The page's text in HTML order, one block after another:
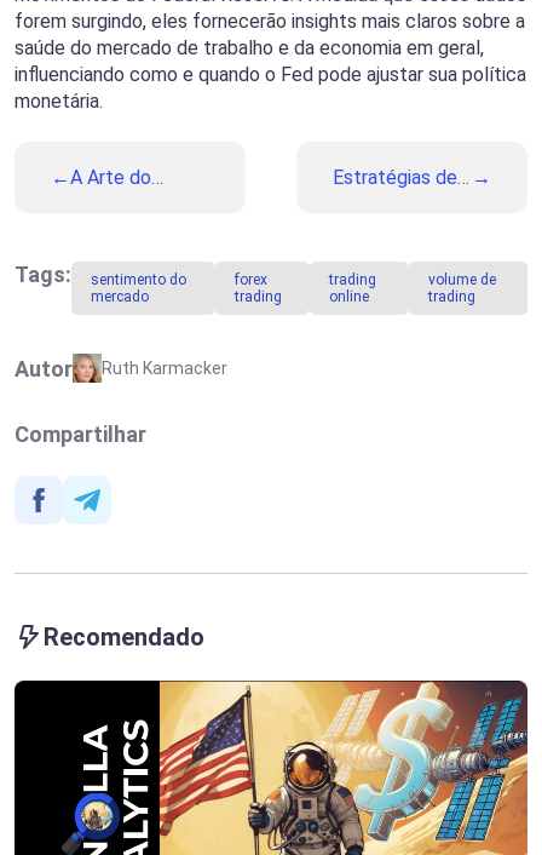
forem surgindo, eles fornecerão insights mais claros sobre a
saúde do mercado de trabalho e da economia em geral,
influenciando como e quando o Fed pode ajustar sua política
monetária.
A Arte do
Com Lucros
Rápidos
Estratégias de
Volatilidade
Tags:
sentimento do
mercado
forex
trading
trading
online
volume de
trading
Autor Ruth Karmacker
Compartilhar
Recomendado